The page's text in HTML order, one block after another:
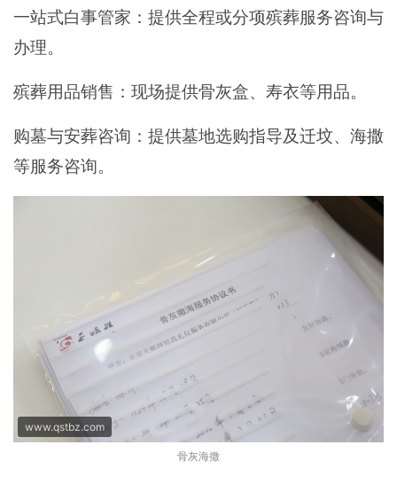
一站式白事管家：提供全程或分项殡葬服务咨询与
办理。
殡葬用品销售：现场提供骨灰盒、寿衣等用品。
购墓与安葬咨询：提供墓地选购指导及迁坟、海撒
等服务咨询。
骨灰海撒
www.qstbz.com